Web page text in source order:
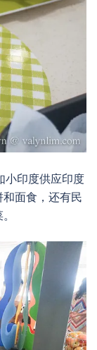
小印度供应印度
面食，还有民